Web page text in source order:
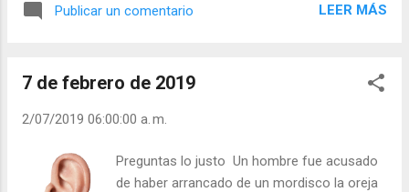
defensiva? - ¿Niegas tus equivocaciones? Julián
Laudes (+ Leer ) | Vísperas (+ Leer ) |
Publicar un comentario LEER MÁS
7 de febrero de 2019
2/07/2019 06:00:00 a. m.
Preguntas lo justo Un hombre fue acusado
de haber arrancado de un mordisco la oreja